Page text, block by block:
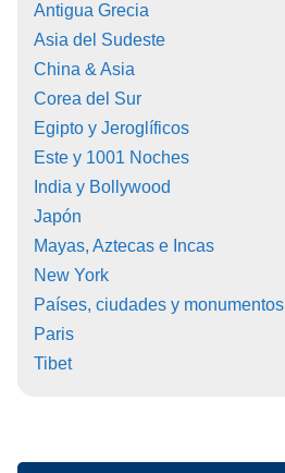
Antigua Grecia
Asia del Sudeste
China & Asia
Corea del Sur
Egipto y Jeroglíficos
Este y 1001 Noches
India y Bollywood
Japón
Mayas, Aztecas e Incas
New York
Países, ciudades y monumentos
Paris
Tibet